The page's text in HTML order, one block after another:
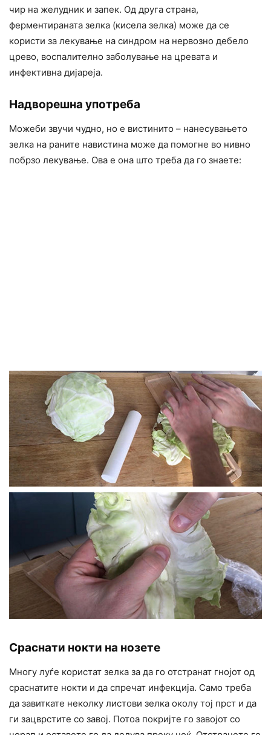
чир на желудник и запек. Од друга страна,
ферментираната зелка (кисела зелка) може да се
користи за лекување на синдром на нервозно дебело
црево, воспалително заболување на цревата и
инфективна дијареја.
Надворешна употреба
Можеби звучи чудно, но е вистинито – нанесувањето
зелка на раните навистина може да помогне во нивно
побрзо лекување. Ова е она што треба да го знаете:
Сраснати нокти на нозете
Многу луѓе користат зелка за да го отстранат гнојот од
сраснатите нокти и да спречат инфекција. Само треба
да завиткате неколку листови зелка околу тој прст и да
ги зацврстите со завој. Потоа покријте го завојот со